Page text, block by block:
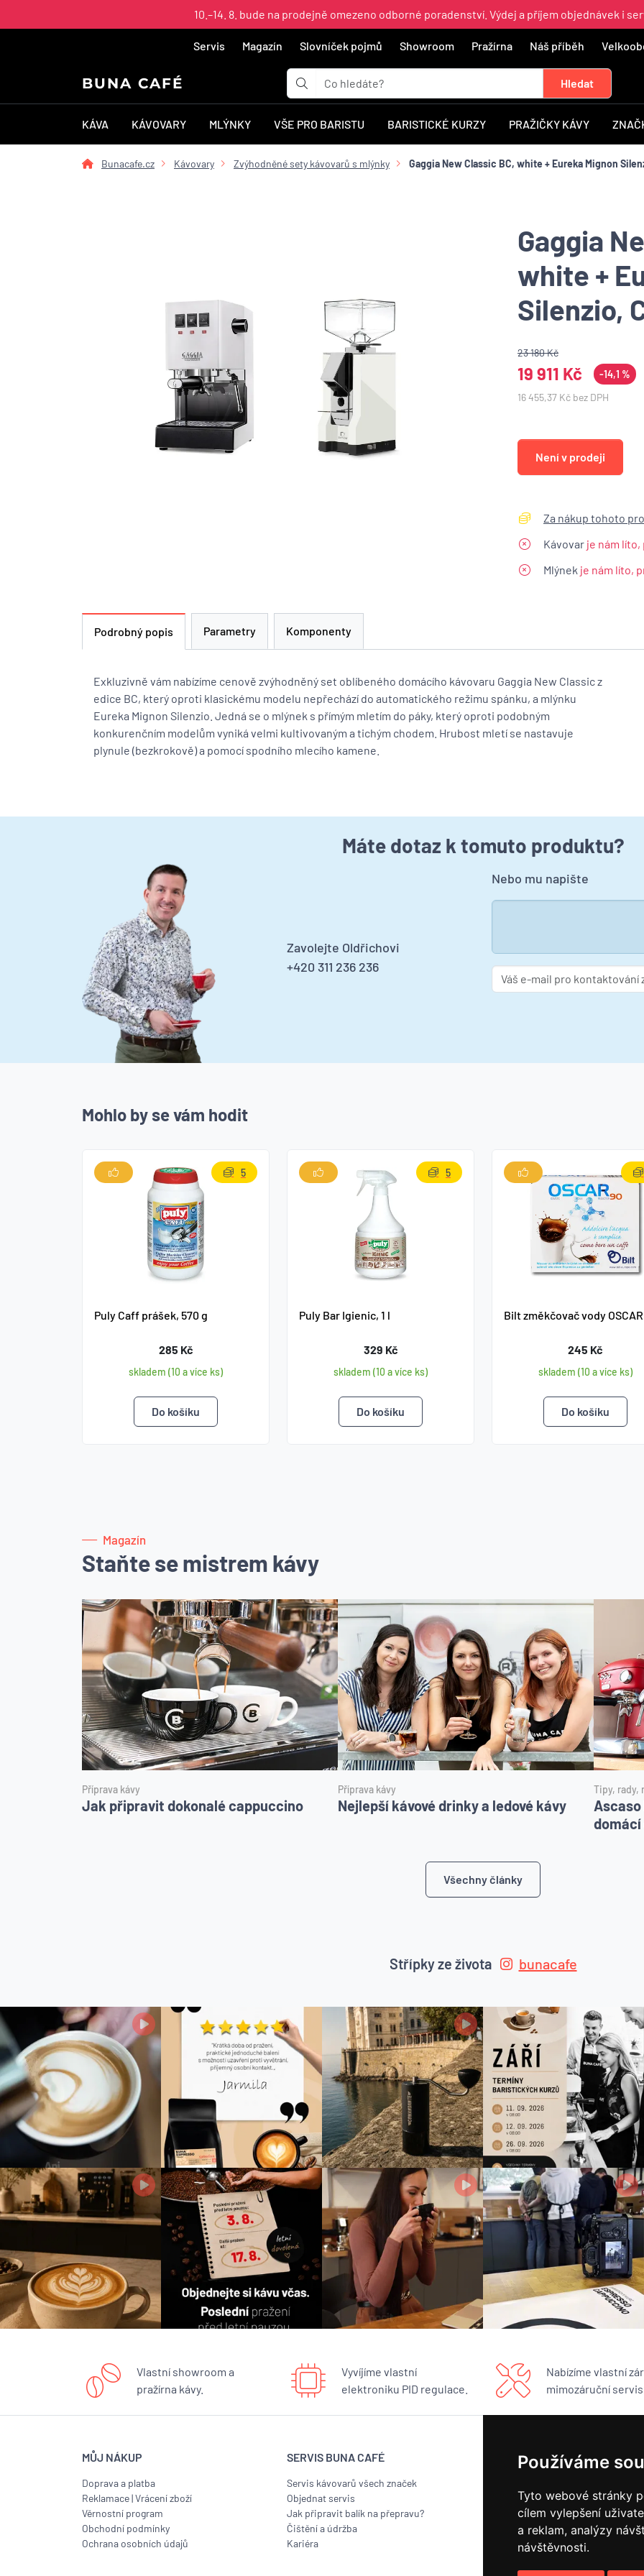
Používáme
Tyto webové stránky
cílem vylepšení
a reklam, analýzy
návštěvnosti.
10.–14. 8. bude na prodejně omezeno odborné poradenství. Výdej a příjem objednávek i
Servis Magazín Slovníček pojmů Showroom Pražírna Náš příběh
BUNA CAFÉ
KÁVA KÁVOVARY MLÝNKY VŠE PRO BARISTU BARISTICKÉ KURZY PRAŽIČKY KÁVY
Bunacafe.cz Kávovary Zvýhodněné sety kávovarů s mlýnky Gaggia New Classic BC, white + Eureka Mignon
Gaggia
white +
Silenzio,
23 180 Kč
19 911 Kč
-14,1 %
16 455,37 Kč bez DPH
Není v prodeji
Za nákup tohoto
Kávovar je nám
Mlýnek je nám líto,
Podrobný popis Parametry Komponenty
Exkluzivně vám nabízíme cenově zvýhodněný set oblíbeného domácího kávovaru Gaggia New Classic z
edice BC, který oproti klasickému modelu nepřechází do automatického režimu spánku, a mlýnku
Eureka Mignon Silenzio. Jedná se o mlýnek s přímým mletím do páky, který oproti podobným
konkurenčním modelům vyniká velmi kultivovaným a tichým chodem. Hrubost mletí se nastavuje
plynule (bezkrokově) a pomocí spodního mlecího kamene.
Máte dotaz k tomuto produktu?
Zavolejte Oldřichovi
+420 311 236 236
Nebo mu napište
Mohlo by se vám hodit
Puly Caff prášek, 570 g
285 Kč
skladem (10 a více ks)
5
Puly Bar Igienic, 1 l
329 Kč
skladem (10 a více ks)
5
Bilt změkčovač vody
245 Kč
skladem (10 a více ks)
Magazín
Staňte se mistrem kávy
Příprava kávy
Jak připravit dokonalé cappuccino
Příprava kávy
Nejlepší kávové drinky a ledové kávy
Tipy, rady,
Ascaso
Všechny články
Střípky ze života bunacafe
Vlastní showroom a
pražírna kávy.
Vyvíjíme vlastní
elektroniku PID regulace.
Nabízíme vlastní
mimozáruční servis.
MŮJ NÁKUP
Doprava a platba
Reklamace|Vrácení zboží
Věrnostní program
Obchodní podmínky
Ochrana osobních údajů
SERVIS BUNA CAFÉ
Servis kávovarů všech značek
Objednat servis
Jak připravit balík na přepravu?
Čištění a údržba
Kariéra
BUNA CAFÉ
Pražírna
Náš příběh
Kontakt
Odběr novinek